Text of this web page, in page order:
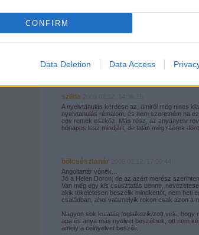
CONFIRM
Data Deletion Data Access
A bejegyzés trackback címe:
https://proba-babak.blog.hu/api/trackback/id/
A hozzászólások a vonatkozó jogszabályokértelmében
szilda
A nyelvtanulás kérdése az, amiről még nincs
nyelvtanulás rémálom, és nem szeretném ha
egy remek eszköz. Más rész, az anyanyelv
hónapos lesz mindjárt, de talán még ráérek
bölcsésztanár
Angoltanár vónék...
Jó a Helen Doron, de az azért merész
Van még egy kis csúsztatás benne,
akik tökéletesen beszélik mindkettőt, nem heti
családban, ahol valamelyik rokon csak azon a
Nagyon sok kutatás foglalkozik/zott vele, hogy
apa és anya más nyelvet beszélnek, ott nem
amely a célnyelvet beszéli.